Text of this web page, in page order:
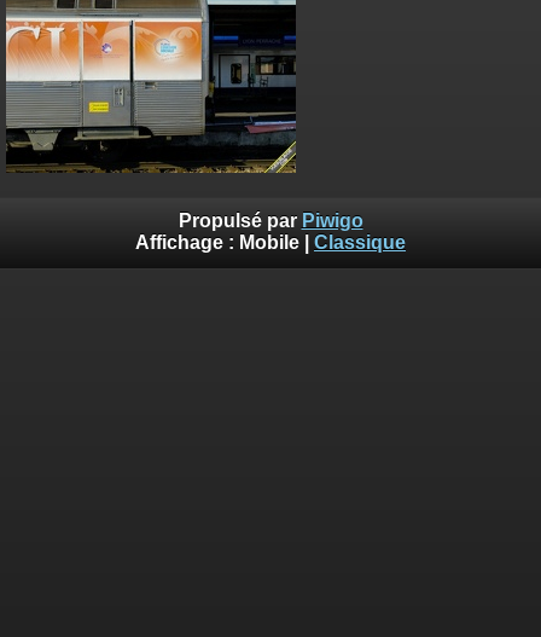
Propulsé par Piwigo
Affichage : Mobile Classique